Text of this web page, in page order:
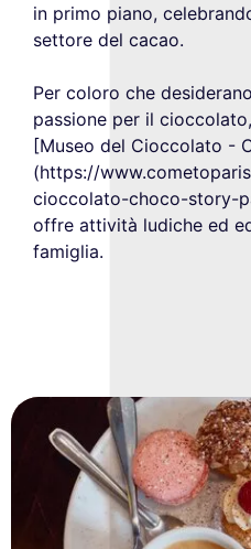
in primo piano,
settore del cacao.
Per coloro che
passione per il
[Museo del Cioccolato -
(https://
cioccolato-choco-story-
offre attività ludiche ed
famiglia.